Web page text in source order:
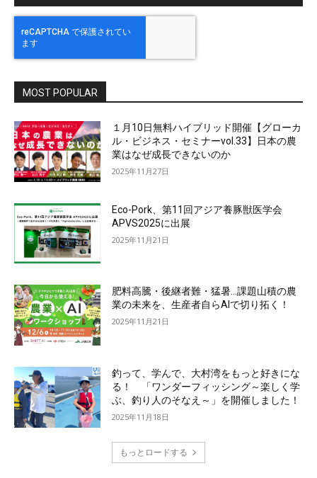
MOST POPULAR
１月10日無料ハイブリッド開催【グローカ
ル・ビジネス・セミナーvol.33】日本の農
業はなぜ成長できないのか
2025年11月27日
Eco-Pork、第11回アジア養豚獣医学会
APVS2025に出展
2025年11月21日
肥料高騰・後継者難・猛暑…課題山積の農
業の未来を、生産者自らAIで切り拓く！
2025年11月21日
釣って、学んで、大村湾をもっと好きにな
る！ 「ワンダーフィッシング～楽しく学
ぶ、釣り人のそなえ～」を開催しました！
2025年11月18日
もっとロードする